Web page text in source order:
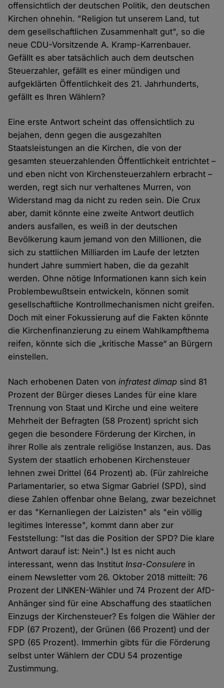
offensichtlich der deutschen Politik, den deutschen
Kirchen ohnehin. "Religion tut unserem Land, tut
dem gesellschaftlichen Zusammenhalt gut", so die
neue CDU-Vorsitzende A. Kramp-Karrenbauer.
Gefällt es aber tatsächlich auch dem deutschen
Steuerzahler, gefällt es einer mündigen und
aufgeklärten Öffentlichkeit des 21. Jahrhunderts,
gefällt es Ihren Wählern?
Eine erste Antwort scheint das offensichtlich zu
bejahen, denn gegen die ausgezahlten
Staatsleistungen an die Kirchen, die von der
gesamten steuerzahlenden Öffentlichkeit entrichtet –
und eben nicht von Kirchensteuerzahlern erbracht –
werden, regt sich nur verhaltenes Murren, von
Widerstand mag da nicht zu reden sein. Die Crux
aber, damit könnte eine zweite Antwort deutlich
anders ausfallen, es weiß in der deutschen
Bevölkerung kaum jemand von den Millionen, die
sich zu stattlichen Milliarden im Laufe der letzten
hundert Jahre summiert haben, die da gezahlt
werden. Ohne nötige Informationen kann sich kein
Problembewußtsein entwickeln, können somit
gesellschaftliche Kontrollmechanismen nicht greifen.
Doch mit einer Fokussierung auf die Fakten könnte
die Kirchenfinanzierung zu einem Wahlkampfthema
reifen, könnte sich die „kritische Masse“ an Bürgern
einstellen.
Nach erhobenen Daten voninfratest dimap sind 81
Prozent der Bürger dieses Landes für eine klare
Trennung von Staat und Kirche und eine weitere
Mehrheit der Befragten (58 Prozent) spricht sich
gegen die besondere Förderung der Kirchen, in
ihrer Rolle als zentrale religiöse Instanzen, aus. Das
System der staatlich erhobenen Kirchensteuer
lehnen zwei Drittel (64 Prozent) ab. (Für zahlreiche
Parlamentarier, so etwa Sigmar Gabriel (SPD), sind
diese Zahlen offenbar ohne Belang, zwar bezeichnet
er das "Kernanliegen der Laizisten" als "ein völlig
legitimes Interesse", kommt dann aber zur
Feststellung: "Ist das die Position der SPD? Die klare
Antwort darauf ist: Nein".) Ist es nicht auch
interessant, wenn das InstitutInsa-Consulere in
einem Newsletter vom 26. Oktober 2018 mitteilt: 76
Prozent der LINKEN-Wähler und 74 Prozent der AfD-
Anhänger sind für eine Abschaffung des staatlichen
Einzugs der Kirchensteuer? Es folgen die Wähler der
FDP (67 Prozent), der Grünen (66 Prozent) und der
SPD (65 Prozent). Immerhin gibts für die Förderung
selbst unter Wählern der CDU 54 prozentige
Zustimmung.